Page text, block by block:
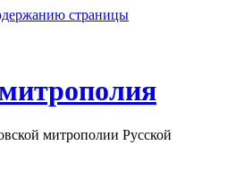
страницы
митрополии Русской